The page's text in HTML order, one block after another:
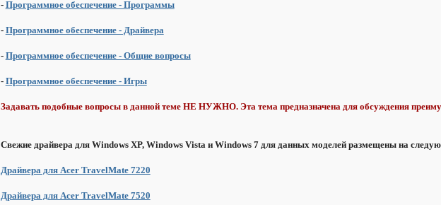
- Программное обеспечение - Программы
- Программное обеспечение - Драйвера
- Программное обеспечение - Общие вопросы
- Программное обеспечение - Игры
Задавать подобные вопросы в данной теме НЕ НУЖНО. Эта тема предназначена для обсуждения
Свежие драйвера для Windows XP, Windows Vista и Windows 7 для данных моделей размещены на
Драйвера для Acer TravelMate 7220
Драйвера для Acer TravelMate 7520